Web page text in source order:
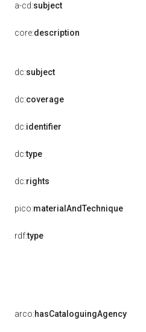
a-cd:subject
core:description
dc:subject
dc:coverage
dc:identifier
dc:type
dc:rights
pico:materialAndTechnique
rdf:type
arco:hasCataloguingAgency